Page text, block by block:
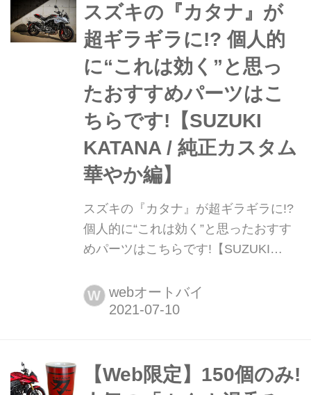
きな人にもおすすめパーツ、あります
よ?
スズキの『カタナ』が
超ギラギラに!? 個人的
に“これは効く”と思っ
たおすすめパーツはこ
ちらです!【SUZUKI
KATANA / 純正カスタム
華やか編】
スズキの『カタナ』が超ギラギラに!?
個人的に“これは効く”と思ったおすす
めパーツはこちらです!【SUZUKI
だでさえキャラ強めの新型『カタナ』
ですが、フルオプション仕様車がある
ラ!? ちょっと『派手なカタナ』をご覧
ください!
W webオートバイ
【Web限定】150個のみ!